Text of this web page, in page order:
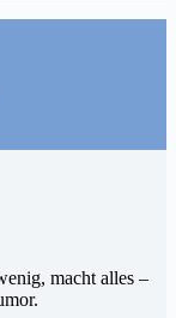
macht alles –